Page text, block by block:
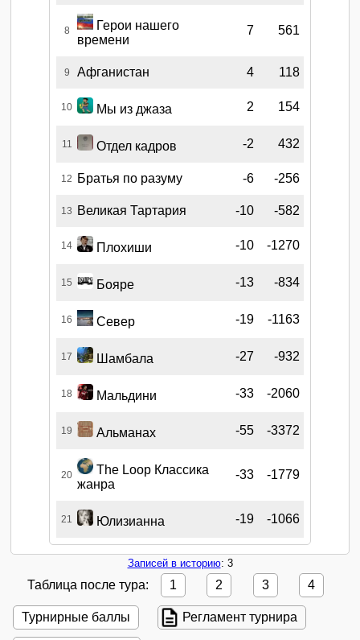
8
Герои нашего
времени
7 561
9 Афганистан 4 118
10 Мы из джаза 2 154
11 Отдел кадров -2 432
12 Братья по разуму -6 -256
13 Великая Тартария -10 -582
14 Плохиши -10 -1270
15 Бояре -13 -834
16 Север -19 -1163
17 Шамбала -27 -932
18 Мальдини -33 -2060
19 Альманах -55 -3372
20
The Loop Классика
жанра
-33 -1779
21 Юлизианна -19 -1066
Записей в историю: 3
Таблица после тура: 1 2 3 4
Турнирные баллы Регламент турнира